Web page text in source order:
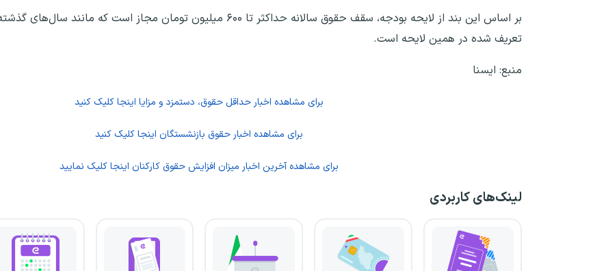
بر اساس این بند از لایحه بودجه، سقف حقوق سالانه حداکثر تا ۶۰۰ میلیون تومان مجاز
تعریف شده در همین لایحه است.
منبع: ایسنا
برای مشاهده اخبار حداقل حقوق، دستمزد و مزایا اینجا کلیک کنید
برای مشاهده اخبار حقوق بازنشستگان اینجا کلیک کنید
برای مشاهده آخرین اخبار میزان افزایش حقوق کارکنان اینجا کلیک نمایید
لینک‌های کاربردی